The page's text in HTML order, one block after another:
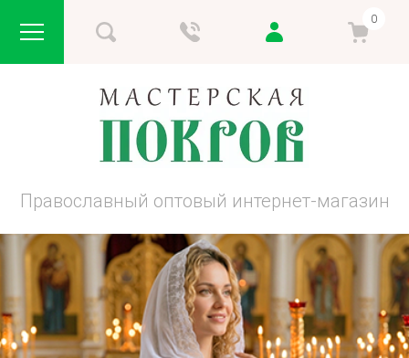
0
Православный оптовый интернет-магазин